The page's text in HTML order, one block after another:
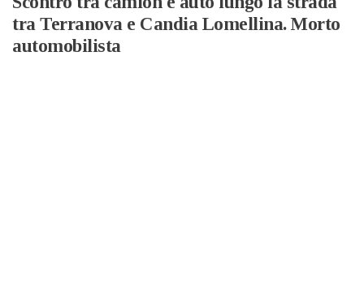
tra Terranova e Candia Lomellina. Morto
automobilista